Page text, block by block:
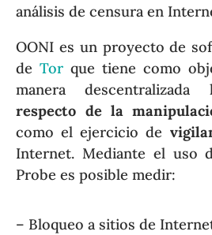
análisis de censura en
OONI es un proyecto de
deTor que tiene como
manera
respecto de la
como el ejercicio de
Internet. Mediante el uso
Probe es posible medir:
– Bloqueo a sitios de